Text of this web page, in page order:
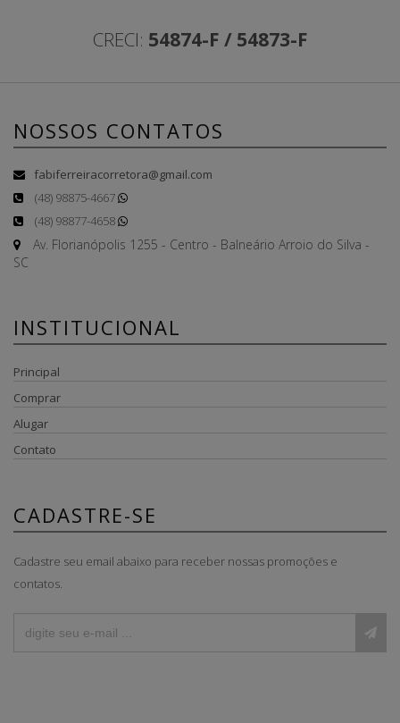
CRECI: 54874-F / 54873-F
NOSSOS CONTATOS
fabiferreiracorretora@gmail.com
(48) 98875-4667
(48) 98877-4658
Av. Florianópolis 1255 - Centro - Balneário Arroio do Silva -
SC
INSTITUCIONAL
Principal
Comprar
Alugar
Contato
CADASTRE-SE
Cadastre seu email abaixo para receber nossas promoções e
contatos.